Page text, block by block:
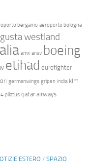
bergamo aeroporto bologna
westland
amx ansv boeing
etihad eurofighter
germanwings gripen india klm
pilatus qatar airways
ESTERO / SPAZIO